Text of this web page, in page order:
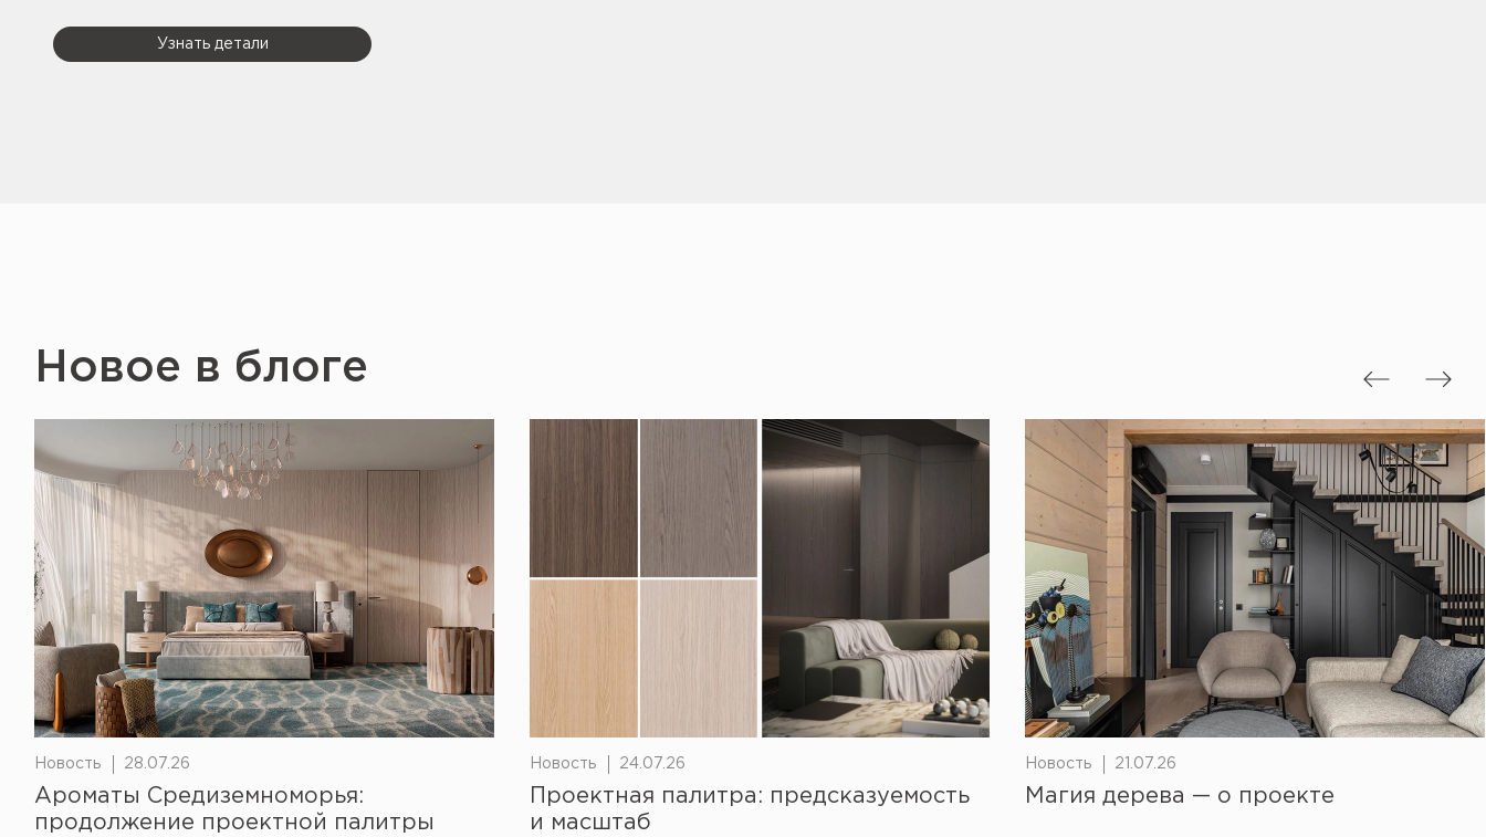
Узнать детали
Новое в блоге
Новость 28.07.26
Ароматы Средиземноморья:
продолжение проектной палитры
Новость 24.07.26
Проектная палитра: предсказуемость
и масштаб
Новость 21.07.26
Магия дерева — о проекте